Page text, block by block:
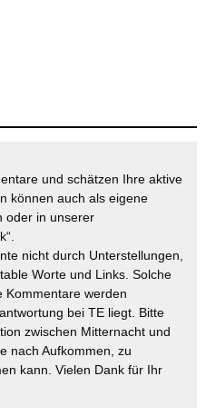
und schätzen Ihre aktive
können auch als eigene
oder in unserer
nicht durch Unterstellungen,
Worte und Links. Solche
Kommentare werden
bei TE liegt. Bitte
zwischen Mitternacht und
nach Aufkommen, zu
kann. Vielen Dank für Ihr